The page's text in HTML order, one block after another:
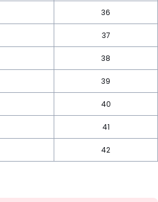
36
37
38
39
40
41
42